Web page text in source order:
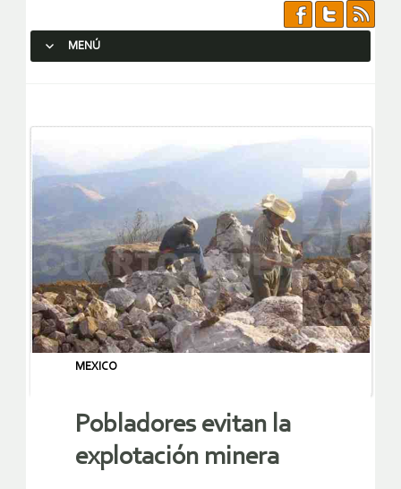
MENÚ
MEXICO
Pobladores evitan la
explotación minera